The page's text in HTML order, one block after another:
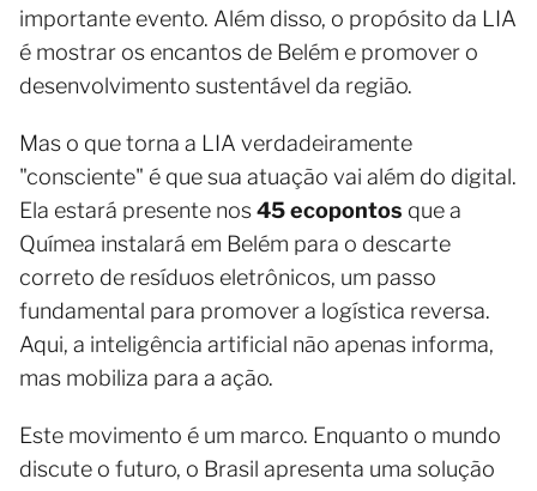
importante evento. Além disso, o propósito da LIA
é mostrar os encantos de Belém e promover o
desenvolvimento sustentável da região.
Mas o que torna a LIA verdadeiramente
"consciente" é que sua atuação vai além do digital.
Ela estará presente nos45 ecopontos que a
Químea instalará em Belém para o descarte
correto de resíduos eletrônicos, um passo
fundamental para promover a logística reversa.
Aqui, a inteligência artificial não apenas informa,
mas mobiliza para a ação.
Este movimento é um marco. Enquanto o mundo
discute o futuro, o Brasil apresenta uma solução